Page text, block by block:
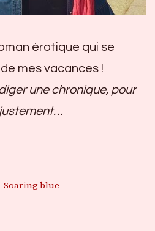
érotique qui se
mes vacances !
une chronique, pour
Soaring blue